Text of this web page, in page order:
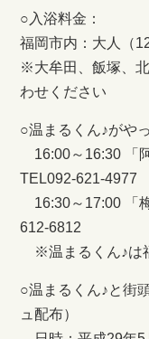
○入浴料金：
福岡市内：大人（
※大牟田、飯塚、
わせください
○温まるくん♪がや
16:00～16:30 「
TEL092-621-4977
16:30～17:00 「
612-6812
※温まるくん♪は
○温まるくん♪と街
ュ配布）